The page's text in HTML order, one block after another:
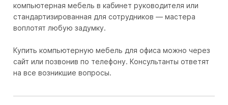
компьютерная мебель в кабинет руководителя или
стандартизированная для сотрудников — мастера
воплотят любую задумку.
Купить компьютерную мебель для офиса можно через
сайт или позвонив по телефону. Консультанты ответят
на все возникшие вопросы.